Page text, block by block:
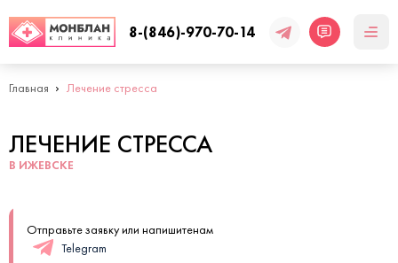
8-(846)-970-70-14
Главная Лечение стресса
ЛЕЧЕНИЕ СТРЕССА
В ИЖЕВСКЕ
Отправьте заявку или напишитенам
Telegram